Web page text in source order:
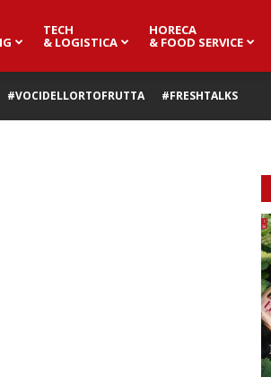
TECH
& LOGISTICA
HORECA
& FOOD SERVICE
#VOCIDELLORTOFRUTTA #FRESHTALKS